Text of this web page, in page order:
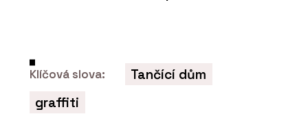
Klíčová slova:
Tančící dům
graffiti